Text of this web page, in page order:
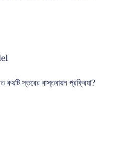
স্তরের বাস্তবায়ন প্রক্রিয়া?